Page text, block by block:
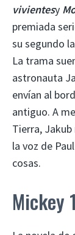
vivientesy
premiada
su segundo
La trama
astronauta
envían al
antiguo. A
Tierra,
la voz de
cosas.
Mickey